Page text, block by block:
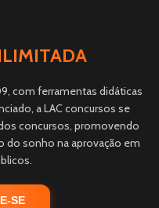
com ferramentas didáticas
a LAC concursos se
concursos, promovendo
do sonho na aprovação em
SE